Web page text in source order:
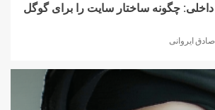
چگونه ساختار سایت را برای گوگل
صادق ایروانی